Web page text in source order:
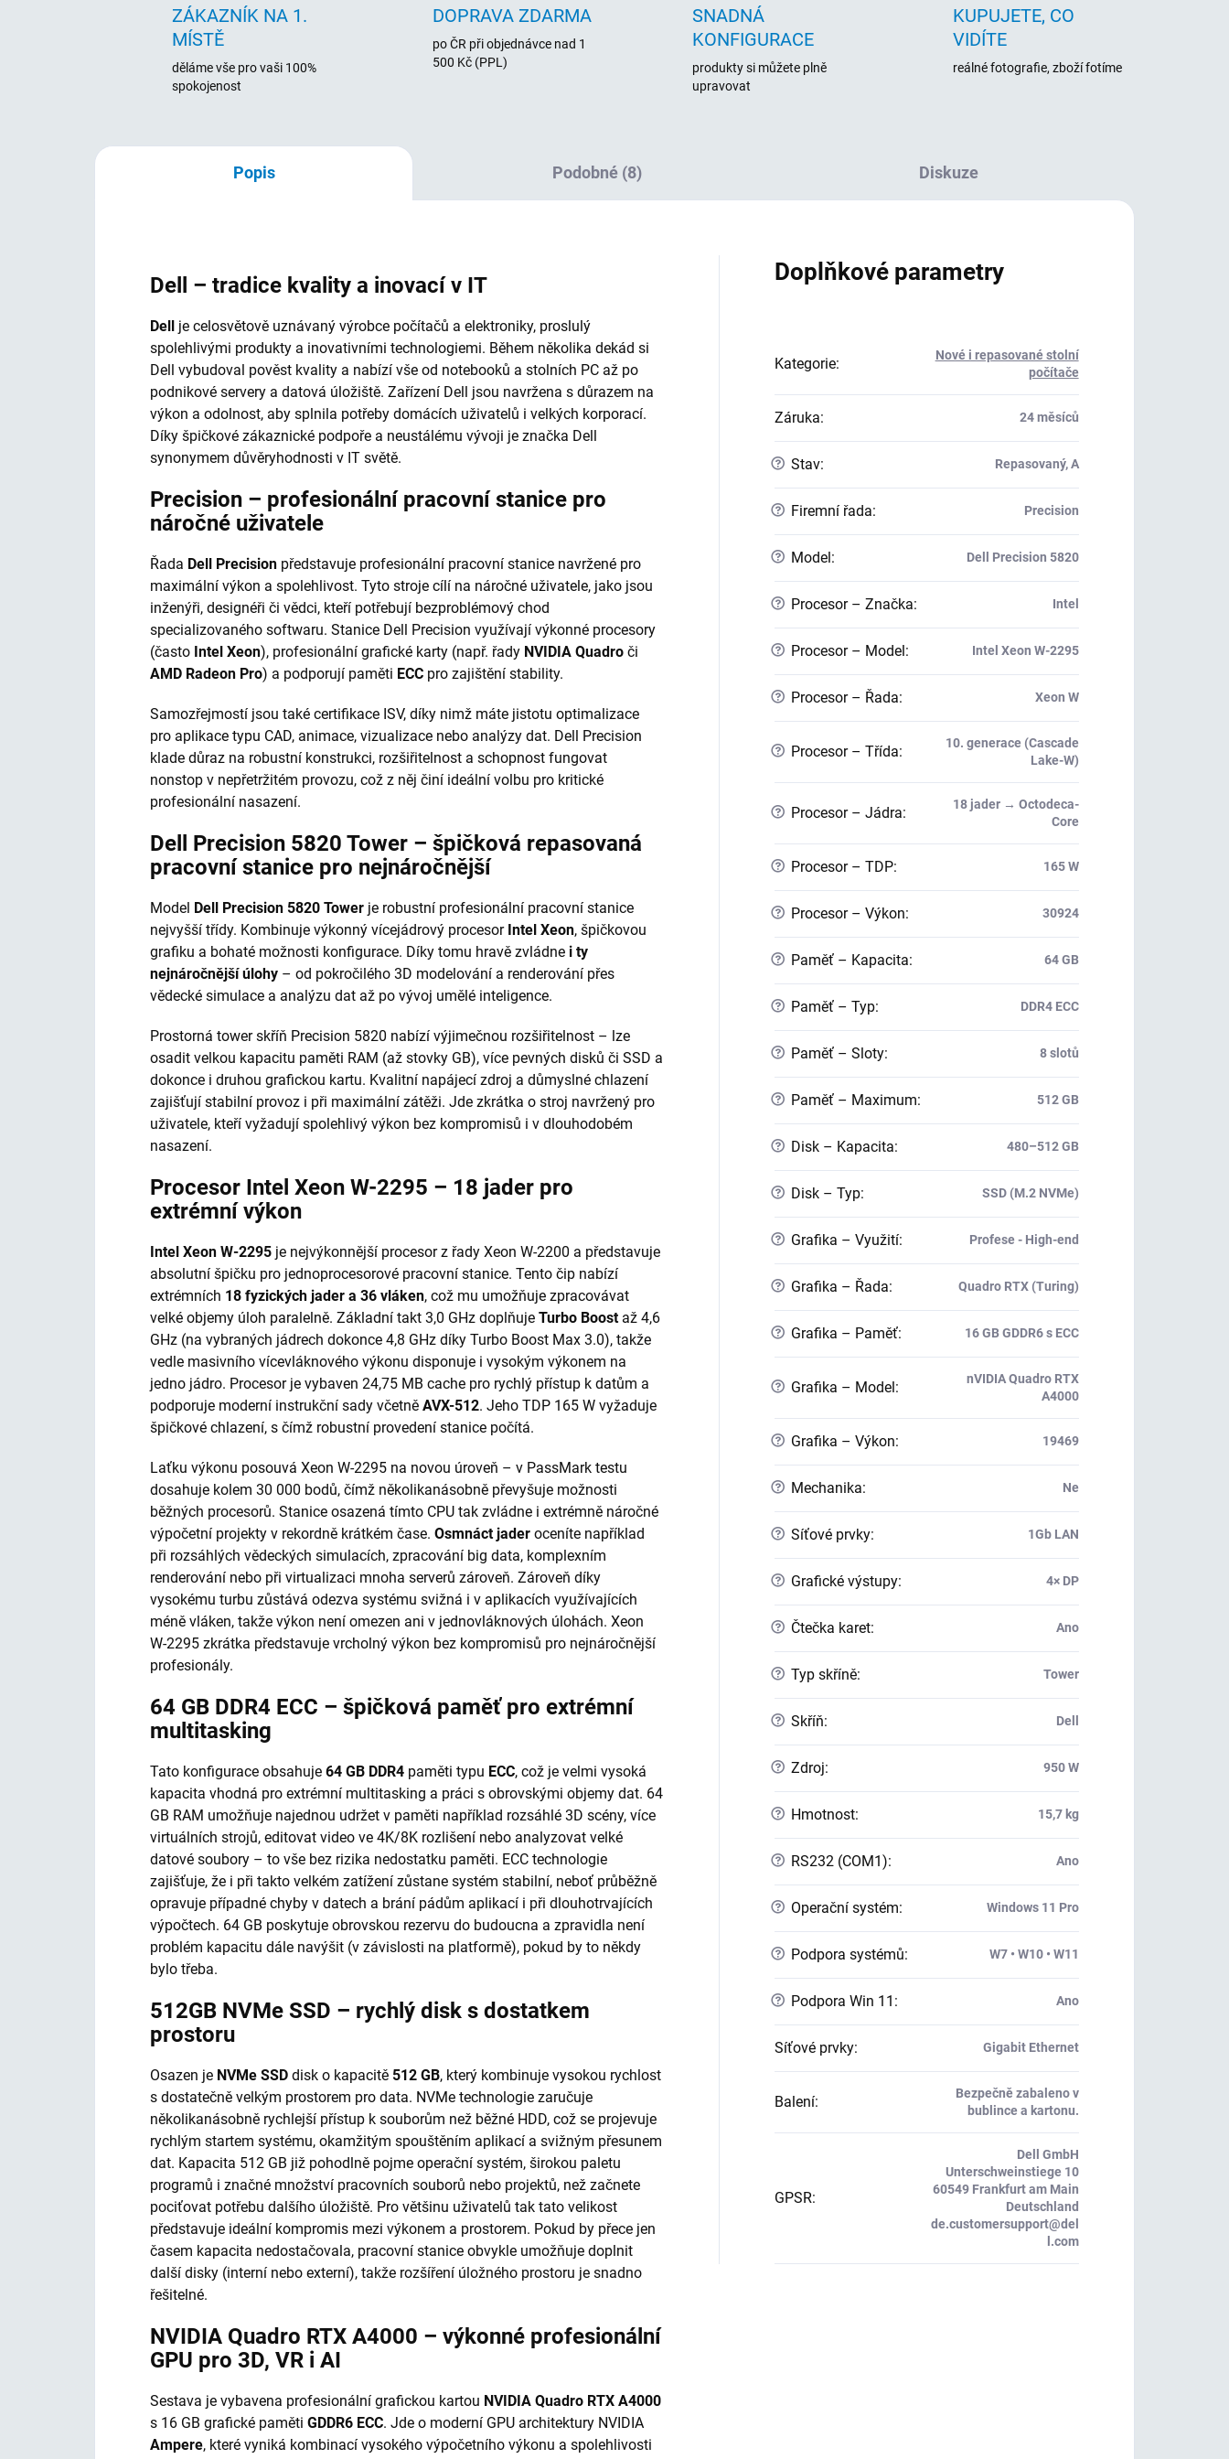
ZÁKAZNÍK NA 1.
MÍSTĚ
děláme vše pro vaši 100%
spokojenost
DOPRAVA ZDARMA
po ČR při objednávce nad 1
500 Kč (PPL)
SNADNÁ
KONFIGURACE
produkty si můžete plně
upravovat
KUPUJETE, CO
VIDÍTE
reálné fotografie, zboží fotíme
Popis Podobné (8) Diskuze
Dell – tradice kvality a inovací v IT
Dell je celosvětově uznávaný výrobce počítačů a elektroniky, proslulý
spolehlivými produkty a inovativními technologiemi. Během několika dekád si
Dell vybudoval pověst kvality a nabízí vše od notebooků a stolních PC až po
podnikové servery a datová úložiště. Zařízení Dell jsou navržena s důrazem na
výkon a odolnost, aby splnila potřeby domácích uživatelů i velkých korporací.
Díky špičkové zákaznické podpoře a neustálému vývoji je značka Dell
synonymem důvěryhodnosti v IT světě.
Precision – profesionální pracovní stanice pro
náročné uživatele
Řada Dell Precision představuje profesionální pracovní stanice navržené pro
maximální výkon a spolehlivost. Tyto stroje cílí na náročné uživatele, jako jsou
inženýři, designéři či vědci, kteří potřebují bezproblémový chod
specializovaného softwaru. Stanice Dell Precision využívají výkonné procesory
(často Intel Xeon), profesionální grafické karty (např. řady NVIDIA Quadro či
AMD Radeon Pro) a podporují paměti ECC pro zajištění stability.
Samozřejmostí jsou také certifikace ISV, díky nimž máte jistotu optimalizace
pro aplikace typu CAD, animace, vizualizace nebo analýzy dat. Dell Precision
klade důraz na robustní konstrukci, rozšiřitelnost a schopnost fungovat
nonstop v nepřetržitém provozu, což z něj činí ideální volbu pro kritické
profesionální nasazení.
Dell Precision 5820 Tower – špičková repasovaná
pracovní stanice pro nejnáročnější
Model Dell Precision 5820 Tower je robustní profesionální pracovní stanice
nejvyšší třídy. Kombinuje výkonný vícejádrový procesor Intel Xeon, špičkovou
grafiku a bohaté možnosti konfigurace. Díky tomu hravě zvládne i ty
nejnáročnější úlohy – od pokročilého 3D modelování a renderování přes
vědecké simulace a analýzu dat až po vývoj umělé inteligence.
Prostorná tower skříň Precision 5820 nabízí výjimečnou rozšiřitelnost – lze
osadit velkou kapacitu paměti RAM (až stovky GB), více pevných disků či SSD a
dokonce i druhou grafickou kartu. Kvalitní napájecí zdroj a důmyslné chlazení
zajišťují stabilní provoz i při maximální zátěži. Jde zkrátka o stroj navržený pro
uživatele, kteří vyžadují spolehlivý výkon bez kompromisů i v dlouhodobém
nasazení.
Procesor Intel Xeon W-2295 – 18 jader pro
extrémní výkon
Intel Xeon W-2295 je nejvýkonnější procesor z řady Xeon W-2200 a představuje
absolutní špičku pro jednoprocesorové pracovní stanice. Tento čip nabízí
extrémních 18 fyzických jader a 36 vláken, což mu umožňuje zpracovávat
velké objemy úloh paralelně. Základní takt 3,0 GHz doplňuje Turbo Boostaž 4,6
GHz (na vybraných jádrech dokonce 4,8 GHz díky Turbo Boost Max 3.0), takže
vedle masivního vícevláknového výkonu disponuje i vysokým výkonem na
jedno jádro. Procesor je vybaven 24,75 MB cache pro rychlý přístup k datům a
podporuje moderní instrukční sady včetně AVX-512. Jeho TDP 165 W vyžaduje
špičkové chlazení, s čímž robustní provedení stanice počítá.
Laťku výkonu posouvá Xeon W-2295 na novou úroveň – v PassMark testu
dosahuje kolem 30 000 bodů, čímž několikanásobně převyšuje možnosti
běžných procesorů. Stanice osazená tímto CPU tak zvládne i extrémně náročné
výpočetní projekty v rekordně krátkém čase. Osmnáct jader oceníte například
při rozsáhlých vědeckých simulacích, zpracování big data, komplexním
renderování nebo při virtualizaci mnoha serverů zároveň. Zároveň díky
vysokému turbu zůstává odezva systému svižná i v aplikacích využívajících
méně vláken, takže výkon není omezen ani v jednovláknových úlohách. Xeon
W-2295 zkrátka představuje vrcholný výkon bez kompromisů pro nejnáročnější
profesionály.
64 GB DDR4 ECC – špičková paměť pro extrémní
multitasking
Tato konfigurace obsahuje 64 GB DDR4 paměti typu ECC, což je velmi vysoká
kapacita vhodná pro extrémní multitasking a práci s obrovskými objemy dat. 64
GB RAM umožňuje najednou udržet v paměti například rozsáhlé 3D scény, více
virtuálních strojů, editovat video ve 4K/8K rozlišení nebo analyzovat velké
datové soubory – to vše bez rizika nedostatku paměti. ECC technologie
zajišťuje, že i při takto velkém zatížení zůstane systém stabilní, neboť průběžně
opravuje případné chyby v datech a brání pádům aplikací i při dlouhotrvajících
výpočtech. 64 GB poskytuje obrovskou rezervu do budoucna a zpravidla není
problém kapacitu dále navýšit (v závislosti na platformě), pokud by to někdy
bylo třeba.
512GB NVMe SSD – rychlý disk s dostatkem
prostoru
Osazen je NVMe SSD disk o kapacitě 512 GB, který kombinuje vysokou rychlost
s dostatečně velkým prostorem pro data. NVMe technologie zaručuje
několikanásobně rychlejší přístup k souborům než běžné HDD, což se projevuje
rychlým startem systému, okamžitým spouštěním aplikací a svižným přesunem
dat. Kapacita 512 GB již pohodlně pojme operační systém, širokou paletu
programů i značné množství pracovních souborů nebo projektů, než začnete
pociťovat potřebu dalšího úložiště. Pro většinu uživatelů tak tato velikost
představuje ideální kompromis mezi výkonem a prostorem. Pokud by přece jen
časem kapacita nedostačovala, pracovní stanice obvykle umožňuje doplnit
další disky (interní nebo externí), takže rozšíření úložného prostoru je snadno
řešitelné.
NVIDIA Quadro RTX A4000 – výkonné profesionální
GPU pro 3D, VR i AI
Sestava je vybavena profesionální grafickou kartou NVIDIA Quadro RTX A4000
s 16 GB grafické paměti GDDR6 ECC. Jde o moderní GPU architektury NVIDIA
Ampere, které vyniká kombinací vysokého výpočetního výkonu a spolehlivosti
Doplňkové parametry
Kategorie:
Nové i repasované stolní
počítače
Záruka: 24 měsíců
? Stav: Repasovaný, A
? Firemní řada: Precision
? Model : Dell Precision 5820
? Procesor – Značka: Intel
? Procesor – Model : Intel Xeon W-2295
? Procesor – Řada: Xeon W
? Procesor – Třída:
10. generace (Cascade
Lake-W)
? Procesor – Jádra:
18 jader → Octodeca-
Core
? Procesor – TDP: 165 W
? Procesor – Výkon: 30924
? Paměť – Kapacita: 64 GB
? Paměť – Typ: DDR4 ECC
? Paměť – Sloty: 8 slotů
? Paměť – Maximum: 512 GB
? Disk – Kapacita: 480–512 GB
? Disk – Typ: SSD (M.2 NVMe)
? Grafika – Využití: Profese - High-end
? Grafika – Řada: Quadro RTX (Turing)
? Grafika – Paměť: 16 GB GDDR6 s ECC
? Grafika – Model :
nVIDIA Quadro RTX
A4000
? Grafika – Výkon: 19469
? Mechanika: Ne
? Síťové prvky: 1Gb LAN
? Grafické výstupy: 4× DP
? Čtečka karet: Ano
? Typ skříně: Tower
? Skříň: Dell
? Zdroj: 950 W
? Hmotnost: 15,7 kg
? RS232 (COM1): Ano
? Operační systém: Windows 11 Pro
? Podpora systémů: W7 • W10 • W11
? Podpora Win 11 : Ano
Síťové prvky: Gigabit Ethernet
Balení:
Bezpečně zabaleno v
bublince a kartonu.
GPSR:
Dell GmbH
Unterschweinstiege 10
60549 Frankfurt am Main
Deutschland
de.customersupport@del
l.com